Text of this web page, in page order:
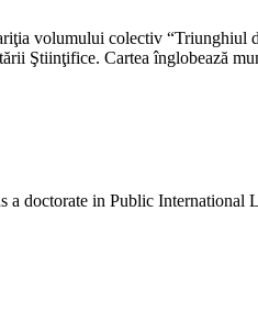
volumului colectiv “Triunghiul
Ştiinţifice. Cartea înglobează
a doctorate in Public International